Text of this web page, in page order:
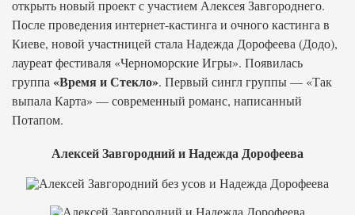
открыть новый проект с участием Алексея Завгороднего.
После проведения интернет-кастинга и очного кастинга в
Киеве, новой участницей стала Надежда Дорофеева (Додо),
лауреат фестиваля «Черноморские Игры». Появилась
группа «Время и Стекло». Первый сингл группы — «Так
выпала Карта» — современный романс, написанный
Потапом.
Алексей Завгородний и Надежда Дорофеева